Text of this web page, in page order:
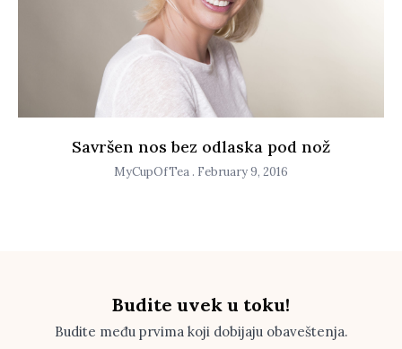
Savršen nos bez odlaska pod nož
MyCupOfTea February 9, 2016
Budite uvek u toku!
Budite među prvima koji dobijaju obaveštenja.